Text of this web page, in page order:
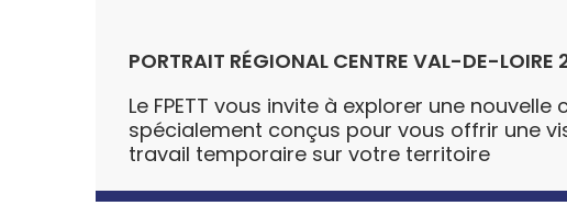
PORTRAIT RÉGIONAL CENTRE VAL-DE-LOIRE
Le FPETT vous invite à explorer une
spécialement conçus pour vous offrir une
travail temporaire sur votre territoire